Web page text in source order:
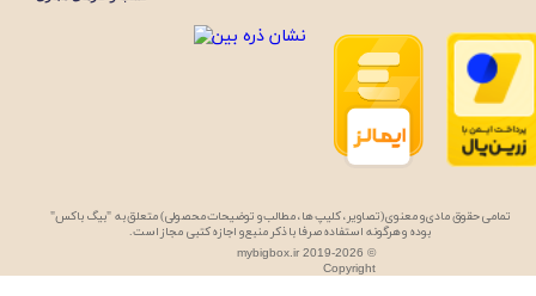
تمامی حقوق مادی و معنوی (تصاویر، کلیپ ها، مطالب و توضیحات محصولی) متعلق به "بیگ باکس"
بوده و هرگونه استفاده صرفا با ذکر منبع و اجازه کتبی مجاز است.
mybigbox.ir 2019-2026 ©
Copyright